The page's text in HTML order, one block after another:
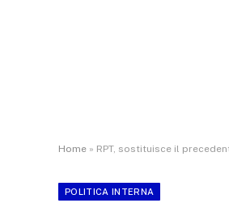
Home » RPT, sostituisce il
POLITICA INTERNA